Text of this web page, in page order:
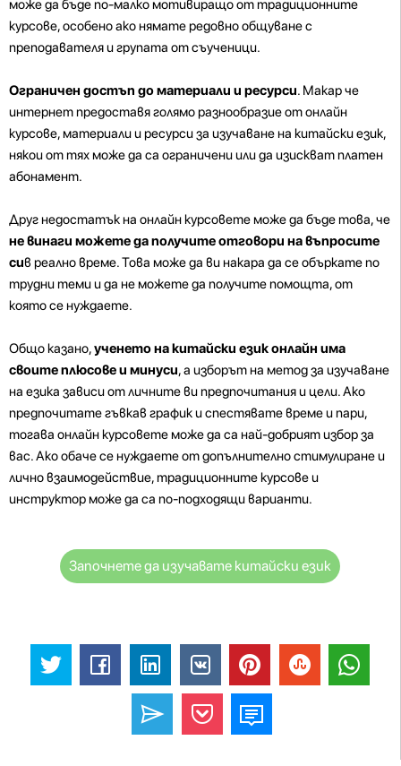
може да бъде по-малко мотивиращо от традиционните
курсове, особено ако нямате редовно общуване с
преподавателя и групата от съученици.
Ограничен достъп до материали и ресурси. Макар че
интернет предоставя голямо разнообразие от онлайн
курсове, материали и ресурси за изучаване на китайски език,
някои от тях може да са ограничени или да изискват платен
абонамент.
Друг недостатък на онлайн курсовете може да бъде това, че
не винаги можете да получите отговори на въпросите
сив реално време. Това може да ви накара да се объркате по
трудни теми и да не можете да получите помощта, от
която се нуждаете.
Общо казано,ученето на китайски език онлайн има
своите плюсове и минуси, а изборът на метод за изучаване
на езика зависи от личните ви предпочитания и цели. Ако
предпочитате гъвкав график и спестявате време и пари,
тогава онлайн курсовете може да са най-добрият избор за
вас. Ако обаче се нуждаете от допълнително стимулиране и
лично взаимодействие, традиционните курсове и
инструктор може да са по-подходящи варианти.
Започнете да изучавате китайски език